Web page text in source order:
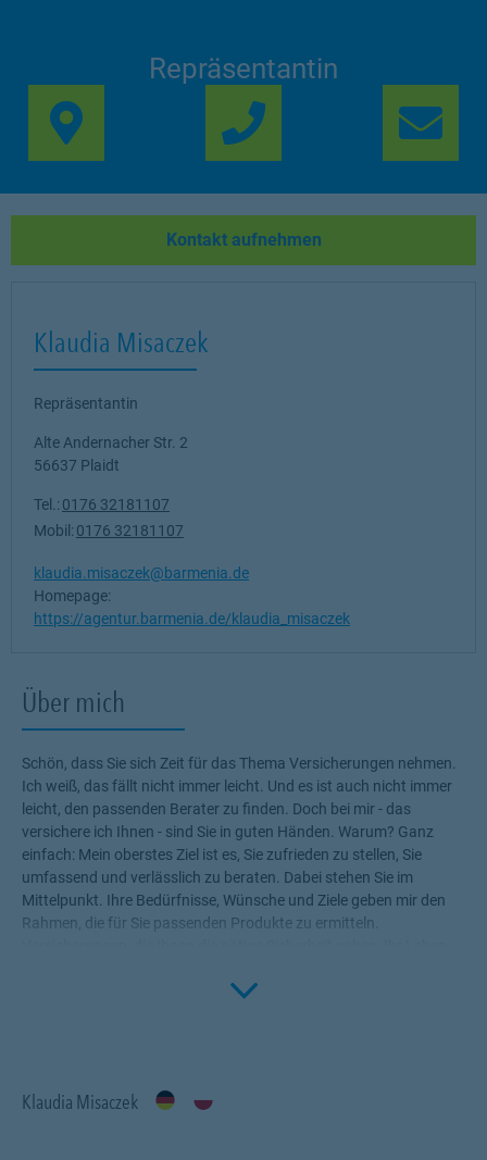
Repräsentantin
Link Opens in New
Über mich
Schön, dass Sie sich Zeit für das Thema Versicherungen nehmen.
Ich weiß, das fällt nicht immer leicht. Und es ist auch nicht immer
leicht, den passenden Berater zu finden. Doch bei mir - das
versichere ich Ihnen - sind Sie in guten Händen. Warum? Ganz
einfach: Mein oberstes Ziel ist es, Sie zufrieden zu stellen, Sie
umfassend und verlässlich zu beraten. Dabei stehen Sie im
Mittelpunkt. Ihre Bedürfnisse, Wünsche und Ziele geben mir den
Rahmen, die für Sie passenden Produkte zu ermitteln.
Fachwissen, meiner Begeisterung für alle Fragen rund um das
Click to
Klaudia Misaczek
Kontakt aufnehmen
Klaudia Misaczek
Repräsentantin
Alte Andernacher Str. 2
56637 Plaidt
Tel.: 0176 32181107
Mobil: 0176 32181107
klaudia.misaczek@barmenia.de
Homepage:
https://agentur.barmenia.de/klaudia_misaczek